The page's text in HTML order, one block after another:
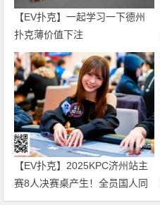
【EV扑克】一起学习一下德州
扑克薄价值下注
【EV扑克】2025KPC济州站主
赛8人决赛桌产生！全员国人同
台竞技争头名！Rene van